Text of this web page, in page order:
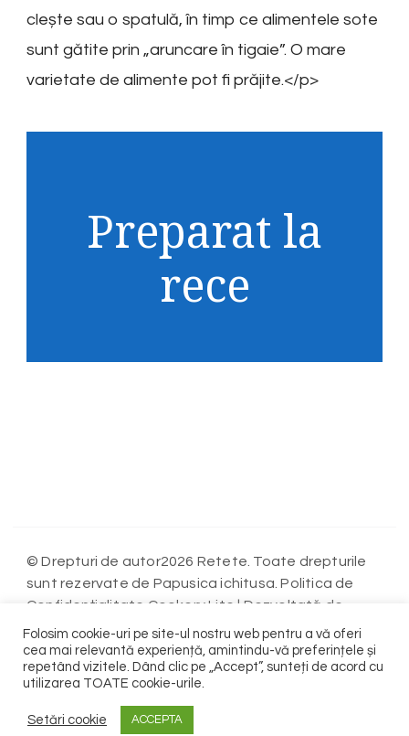
clește sau o spatulă, în timp ce alimentele sote
sunt gătite prin „aruncare în tigaie”. O mare
varietate de alimente pot fi prăjite.</p>
Preparat la
rece
© Drepturi de autor2026 Retete. Toate drepturile
sunt rezervate de Papusica ichitusa. Politica de
Confidențialitate Cookery Lite | Dezvoltată de
Blossom Themes. Propulsată deWordPress.
Politica de Confidențialitate
Contact Terms
Folosim cookie-uri pe site-ul nostru web pentru a vă oferi
cea mai relevantă experiență, amintindu-vă preferințele și
repetând vizitele. Dând clic pe „Accept”, sunteți de acord cu
utilizarea TOATE cookie-urile.
Setări cookie ACCEPTA